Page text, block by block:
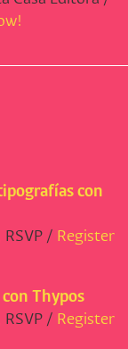
con
/ Register
Thypos
/ Register